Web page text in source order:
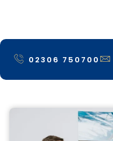
02306 750700